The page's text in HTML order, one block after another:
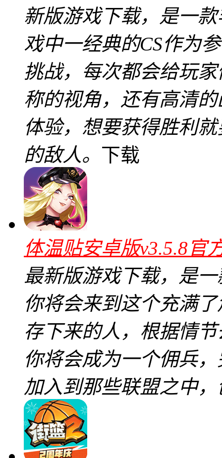
新版游戏下载，是一
戏中一经典的CS作为
挑战，每次都会给玩
称的视角，还有高清
体验，想要获得胜利
的敌人。 下载
体温贴安卓版v3.5.8官
最新版游戏下载，是
你将会来到这个充满
存下来的人，根据情
你将会成为一个佣兵
加入到那些联盟之中